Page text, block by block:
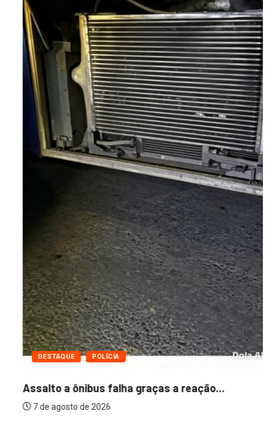
DESTAQUE POLÍCIA
Assalto a ônibus falha graças a reação...
7 de agosto de 2026